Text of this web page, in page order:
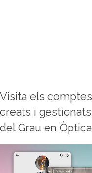
Visita els
creats i
del Grau en